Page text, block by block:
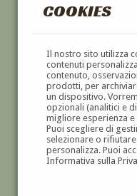
COOKIES
Il nostro sito utilizza
contenuti
contenuto,
prodotti, per
un dispositivo.
opzionali (analitici e
migliore esperienza
Puoi scegliere di
selezionare o
personalizza. Puoi
Informativa sulla
DIPINTI E